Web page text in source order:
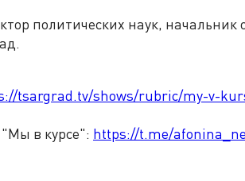
политических наук,
tsargrad.tv/shows/rubric/my-v-
в курсе": https://t.me/